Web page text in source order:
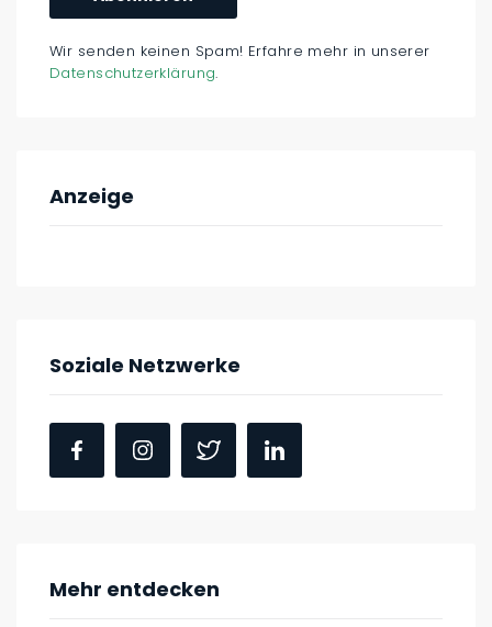
Wir senden keinen Spam! Erfahre mehr in unserer
Datenschutzerklärung.
Anzeige
Soziale Netzwerke
Mehr entdecken